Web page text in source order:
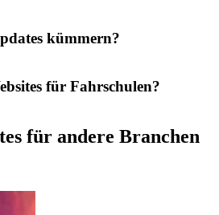
kümmern?
für Fahrschulen?
für andere Branchen